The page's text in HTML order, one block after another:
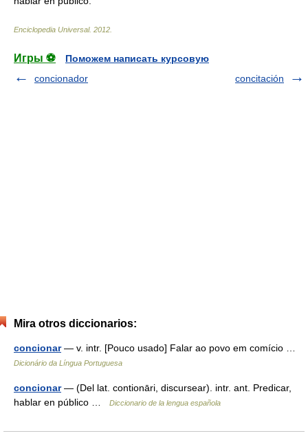
Enciclopedia Universal. 2012
Игры ⚽
Поможем написать курсовую
concionador
concitación
Mira otros diccionarios:
concionar— v. intr. [Pouco usado] Falar ao povo em comício …
Dicionário da Língua Portuguesa
concionar— (Del lat. contionāri, discursear). intr. ant. Predicar,
hablar en público …
Diccionario de la lengua española